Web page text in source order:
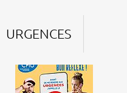
URGENCES